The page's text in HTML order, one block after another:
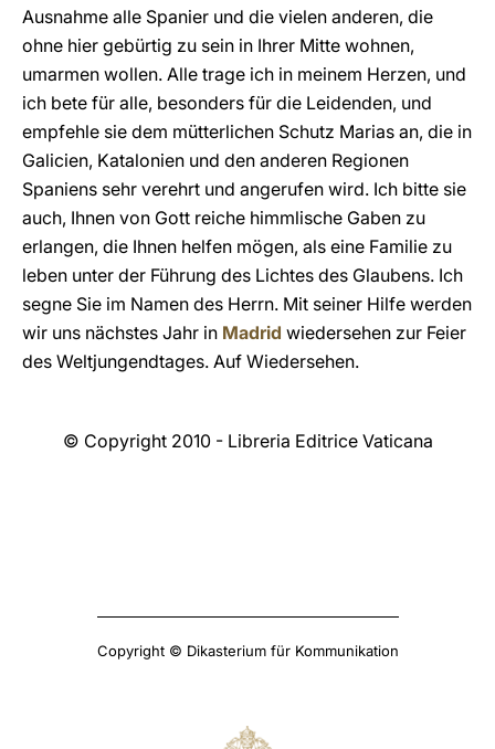
Ausnahme alle Spanier und die vielen anderen, die
ohne hier gebürtig zu sein in Ihrer Mitte wohnen,
umarmen wollen. Alle trage ich in meinem Herzen, und
ich bete für alle, besonders für die Leidenden, und
empfehle sie dem mütterlichen Schutz Marias an, die in
Galicien, Katalonien und den anderen Regionen
Spaniens sehr verehrt und angerufen wird. Ich bitte sie
auch, Ihnen von Gott reiche himmlische Gaben zu
erlangen, die Ihnen helfen mögen, als eine Familie zu
leben unter der Führung des Lichtes des Glaubens. Ich
segne Sie im Namen des Herrn. Mit seiner Hilfe werden
wir uns nächstes Jahr in Madrid wiedersehen zur Feier
des Weltjungendtages. Auf Wiedersehen.
© Copyright 2010 - Libreria Editrice Vaticana
Copyright © Dikasterium für Kommunikation